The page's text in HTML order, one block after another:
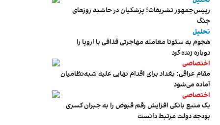
رییس‌جمهور تشریفات؛ پزشکیان در حاشیه روزهای
جنگ
تحلیل
هجوم به سئوتا معامله مهاجرتی قذافی با اروپا را
دوباره زنده کرد
اختصاصی
مقام عراقی: بغداد برای اقدام نهایی علیه شبه‌نظامیان
آماده می‌شود
اختصاصی
یک منبع بانکی افزایش رقم قبوض را به جبران کسری
بودجه دولت مرتبط دانست